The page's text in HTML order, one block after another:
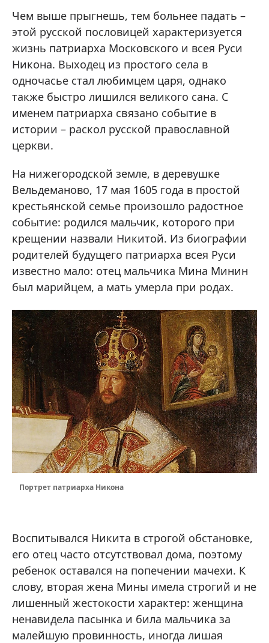
Чем выше прыгнешь, тем больнее падать –
этой русской пословицей характеризуется
жизнь патриарха Московского и всея Руси
Никона. Выходец из простого села в
одночасье стал любимцем царя, однако
также быстро лишился великого сана. С
именем патриарха связано событие в
истории – раскол русской православной
церкви.
На нижегородской земле, в деревушке
Вельдеманово, 17 мая 1605 года в простой
крестьянской семье произошло радостное
событие: родился мальчик, которого при
крещении назвали Никитой. Из биографии
родителей будущего патриарха всея Руси
известно мало: отец мальчика Мина Минин
был марийцем, а мать умерла при родах.
Портрет патриарха Никона
Воспитывался Никита в строгой обстановке,
его отец часто отсутствовал дома, поэтому
ребенок оставался на попечении мачехи. К
слову, вторая жена Мины имела строгий и не
лишенный жестокости характер: женщина
ненавидела пасынка и била мальчика за
малейшую провинность, иногда лишая